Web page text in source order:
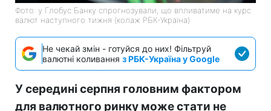
Фото: у Глобус Банку спрогнозували, що впливатиме на курс
валют наступного тижня (колаж РБК-Україна)
Не чекай змін - готуйся до них! Фільтруй
валютні коливання з РБК-Україна у Google
У середині серпня головним фактором
для валютного ринку може стати не